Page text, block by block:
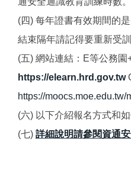
(四) 每年證書有效期間的
結束隔年請記得要重新受訓
(五) 網站連結：E等公務園
https://elearn.hrd.gov.tw
https://moocs.moe.edu.tw/
(六) 以下介紹報名方式和
(七) 詳細說明請參閱資通